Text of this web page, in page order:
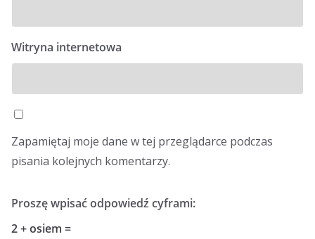
Witryna internetowa
Zapamiętaj moje dane w tej przeglądarce podczas
pisania kolejnych komentarzy.
Proszę wpisać odpowiedź cyframi:
2 + osiem =